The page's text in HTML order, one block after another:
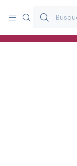
y estimulación
Especialistas en